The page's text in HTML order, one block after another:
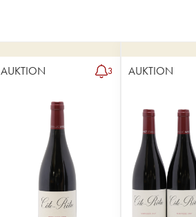
AUKTION 3 AUKTION